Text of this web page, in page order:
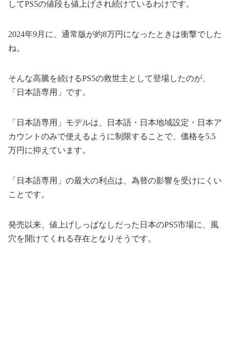
してPS5の値段も値上げされ続けているわけです。
2024年9月に、通常版が約8万円になったときは衝撃でした
ね。
そんな高騰を続けるPS5の救世主として登場したのが、
「日本語専用」です。
「日本語専用」モデルは、日本語・日本地域設定・日本ア
カウントのみで使えるように制限することで、価格を5.5
万円に抑えています。
「日本語専用」の最大の利点は、為替の影響を受けにくい
ことです。
発売以来、値上げしっぱなしだった日本のPS5市場に、風
穴を開けてくれる存在となりそうです。